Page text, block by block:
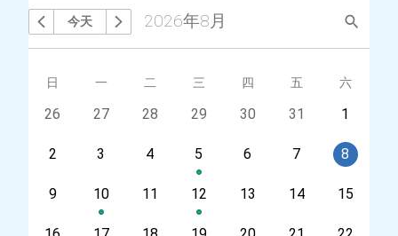
今天
2026年8月
星期
日 星期
一 星期
二 星期
三 星期
四 星期
五 星期
六
今天
26 今天
27 今天
28 今天
29 今天
30 今天
31 今天
1
今天
2 今天
3 今天
4 今天
5 今天
6 今天
7 今天
8
今天
9 今天
10 今天
11 今天
12 今天
13 今天
14 今天
15